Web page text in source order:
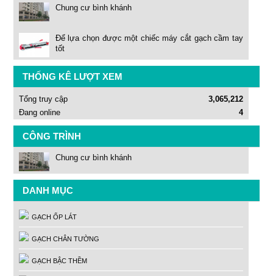
Chung cư bình khánh
Để lựa chọn được một chiếc máy cắt gạch cầm tay
tốt
THỐNG KÊ LƯỢT XEM
Tổng truy cập
3,065,212
Đang online
4
CÔNG TRÌNH
Chung cư bình khánh
DANH MỤC
GẠCH ỐP LÁT
GẠCH CHÂN TƯỜNG
GẠCH BẬC THỀM